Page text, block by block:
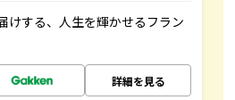
けする、人生を輝かせるフラン
詳細を見る